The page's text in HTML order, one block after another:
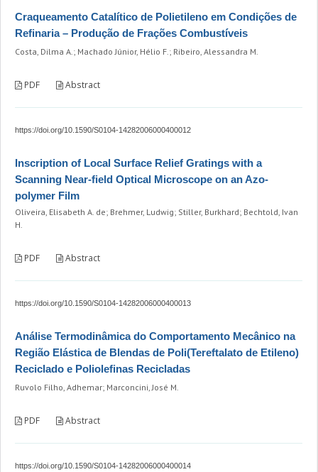
Craqueamento Catalítico de Polietileno em Condições de
Refinaria – Produção de Frações Combustíveis
Costa, Dilma A.; Machado Júnior, Hélio F.; Ribeiro, Alessandra M.
PDF Abstract
https://doi.org/10.1590/S0104-14282006000400012
Inscription of Local Surface Relief Gratings with a
Scanning Near-field Optical Microscope on an Azo-
polymer Film
Oliveira, Elisabeth A. de; Brehmer, Ludwig; Stiller, Burkhard; Bechtold, Ivan
H.
PDF Abstract
https://doi.org/10.1590/S0104-14282006000400013
Análise Termodinâmica do Comportamento Mecânico na
Região Elástica de Blendas de Poli(Tereftalato de Etileno)
Reciclado e Poliolefinas Recicladas
Ruvolo Filho, Adhemar; Marconcini, José M.
PDF Abstract
https://doi.org/10.1590/S0104-14282006000400014